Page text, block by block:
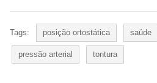
Tags: posição ortostática saúde
pressão arterial tontura